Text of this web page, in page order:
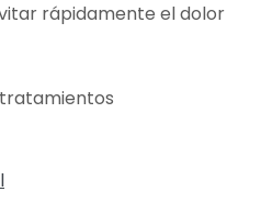
rápidamente el dolor